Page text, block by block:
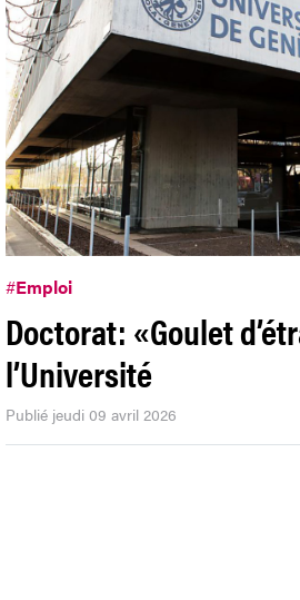
#Emploi
Doctorat: «Goulet
l’Université
Publié jeudi 09 avril 2026